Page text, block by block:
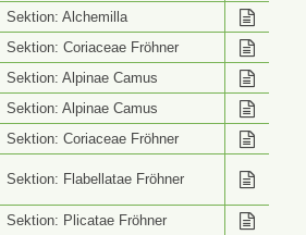
Sektion: Alchemilla
Sektion: Coriaceae Fröhner
Sektion: Alpinae Camus
Sektion: Alpinae Camus
Sektion: Coriaceae Fröhner
Sektion: Flabellatae Fröhner
Sektion: Plicatae Fröhner